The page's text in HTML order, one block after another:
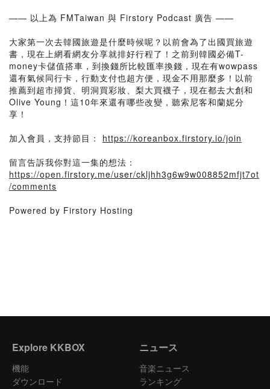
—— 以上為 FMTaiwan 與 Firstory Podcast 廣告 ——
大家第一次去韓國旅遊是什麼時候呢？以前會為了出國買旅遊
書，現在上網看網友分享就排好行程了！之前到韓國必備T-
money卡儲值搭車，到換錢所比較匯率換錢，現在有wowpass
還有氣候同行卡，行動支付也超方便，現金不用那麼多！以前
推薦到超市掃貨、明洞買彩妝、梨大買襪子，現在都去大創和
Olive Young！這10年來還有哪些改變，聽索尼客和蘭妮分
享！
加入會員，支持節目： https://koreanbox.firstory.io/join
留言告訴我你對這一集的想法：
https://open.firstory.me/user/ckljhh3g6w9w008852mfjt7ot
/comments
Powered by Firstory Hosting
Explore KKBOX
機能
ダウンロード
ニュース
音楽ニュース
ランキング